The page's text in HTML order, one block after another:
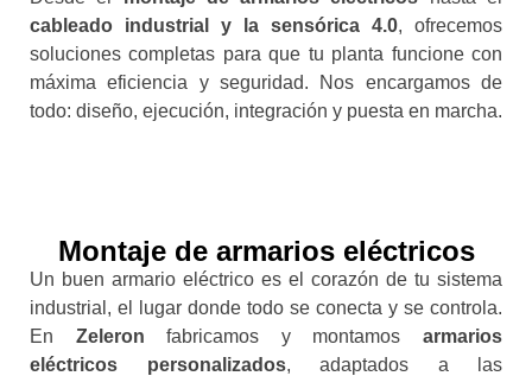
cableado industrial y la sensórica 4.0, ofrecemos
soluciones completas para que tu planta funcione con
máxima eficiencia y seguridad. Nos encargamos de
todo: diseño, ejecución, integración y puesta en marcha.
Montaje de armarios eléctricos
Un buen armario eléctrico es el corazón de tu sistema
industrial, el lugar donde todo se conecta y se controla.
En Zeleron fabricamos y montamosarmarios
eléctricos personalizados, adaptados a las